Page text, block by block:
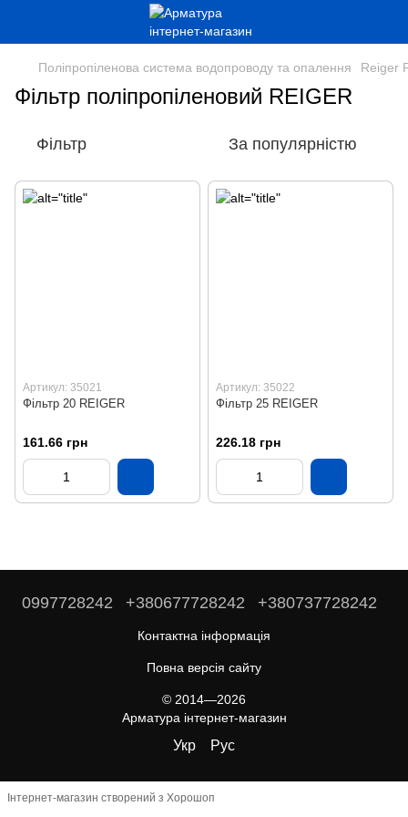
Поліпропіленова система водопроводу та опалення Reiger
Фільтр поліпропіленовий REIGER
Фільтр За популярністю
Артикул: 35021
Фільтр 20 REIGER
161.66 грн
Артикул: 35022
Фільтр 25 REIGER
226.18 грн
0997728242 +380677728242 +380737728242
Контактна інформація
Повна версія сайту
© 2014—2026
Арматура інтернет-магазин
Укр Рус
Інтернет-магазин створений з Хорошоп